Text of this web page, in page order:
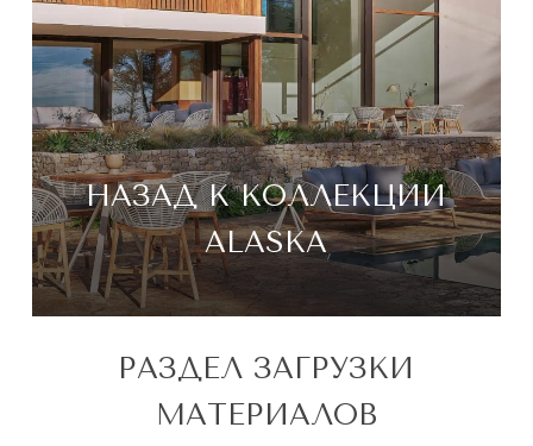
НАЗАД К КОЛЛЕКЦИИ
ALASKA
РАЗДЕЛ ЗАГРУЗКИ
МАТЕРИАЛОВ